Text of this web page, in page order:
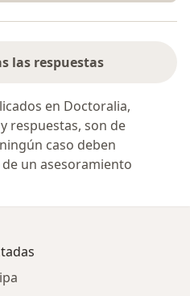
las respuestas
en Doctoralia,
respuestas, son de
caso deben
un asesoramiento